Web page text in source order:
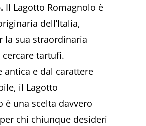
Il Lagotto Romagnolo è
dell’Italia,
la sua straordinaria
cercare tartufi.
antica e dal carattere
il Lagotto
è una scelta davvero
chi chiunque desideri